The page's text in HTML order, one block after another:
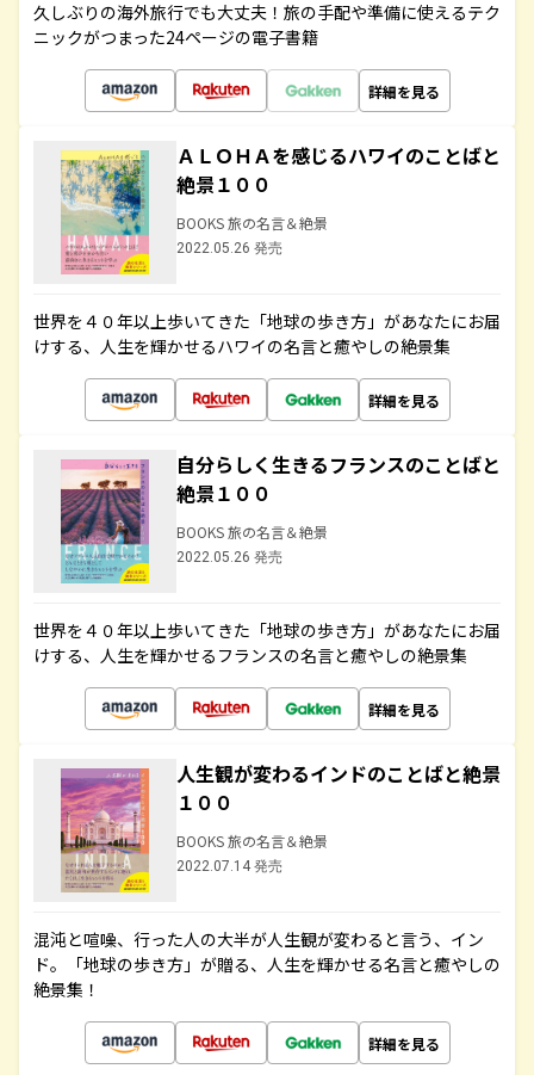
久しぶりの海外旅行でも大丈夫！旅の手配や準備に使えるテク
ニックがつまった24ページの電子書籍
詳細を見る
ＡＬＯＨＡを感じるハワイのことばと
絶景１００
BOOKS 旅の名言＆絶景
2022.05.26 発売
世界を４０年以上歩いてきた「地球の歩き方」があなたにお届
けする、人生を輝かせるハワイの名言と癒やしの絶景集
詳細を見る
自分らしく生きるフランスのことばと
絶景１００
BOOKS 旅の名言＆絶景
2022.05.26 発売
世界を４０年以上歩いてきた「地球の歩き方」があなたにお届
けする、人生を輝かせるフランスの名言と癒やしの絶景集
詳細を見る
人生観が変わるインドのことばと絶景
１００
BOOKS 旅の名言＆絶景
2022.07.14 発売
混沌と喧噪、行った人の大半が人生観が変わると言う、イン
ド。「地球の歩き方」が贈る、人生を輝かせる名言と癒やしの
絶景集！
詳細を見る